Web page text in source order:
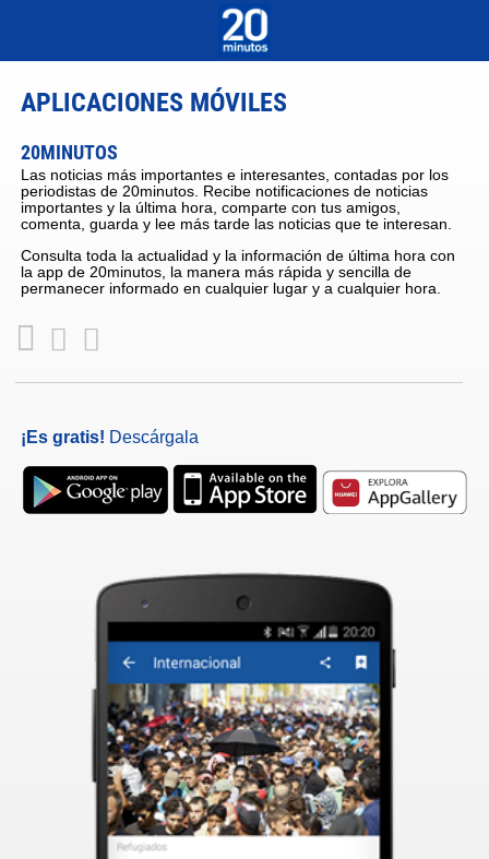
APLICACIONES MÓVILES
20MINUTOS
Las noticias más importantes e interesantes, contadas por los
periodistas de 20minutos. Recibe notificaciones de noticias
importantes y la última hora, comparte con tus amigos,
comenta, guarda y lee más tarde las noticias que te interesan.
Consulta toda la actualidad y la información de última hora con
la app de 20minutos, la manera más rápida y sencilla de
permanecer informado en cualquier lugar y a cualquier hora.
¡Es gratis! Descárgala